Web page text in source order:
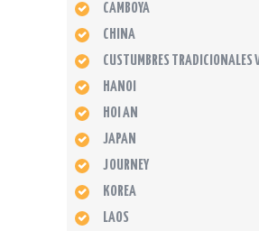
CAMBOYA
CHINA
CUSTUMBRES TRADICIONALES
HANOI
HOI AN
JAPAN
JOURNEY
KOREA
LAOS